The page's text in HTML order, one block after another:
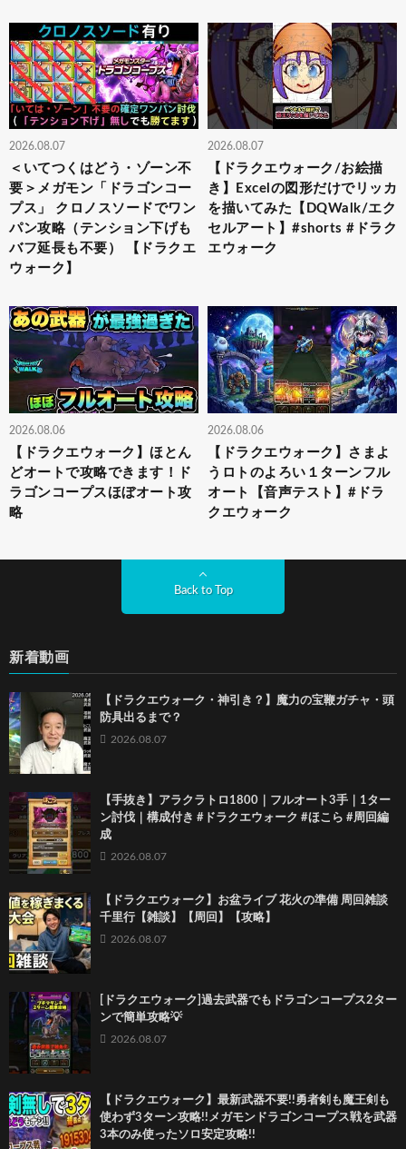
2026.08.07
＜いてつくはどう・ゾーン不
要＞メガモン「ドラゴンコー
プス」 クロノスソードでワン
パン攻略（テンション下げも
バフ延長も不要） 【ドラクエ
ウォーク】
2026.08.07
【ドラクエウォーク/お絵描
き】Excelの図形だけでリッカ
を描いてみた【DQWalk/エク
セルアート】#shorts #ドラク
エウォーク
2026.08.06
【ドラクエウォーク】ほとん
どオートで攻略できます！ド
ラゴンコープスほぼオート攻
略
2026.08.06
【ドラクエウォーク】さまよ
うロトのよろい１ターンフル
オート【音声テスト】#ドラ
クエウォーク
Back to Top
新着動画
【ドラクエウォーク・神引き？】魔力の宝鞭ガチャ・頭
防具出るまで？
2026.08.07
【手抜き】アラクラトロ1800｜フルオート3手｜1ター
ン討伐｜構成付き #ドラクエウォーク #ほこら #周回編
成
2026.08.07
【ドラクエウォーク】お盆ライブ 花火の準備 周回雑談
千里行【雑談】【周回】【攻略】
2026.08.07
[ドラクエウォーク]過去武器でもドラゴンコープス2ター
ンで簡単攻略💡
2026.08.07
【ドラクエウォーク】最新武器不要!!勇者剣も魔王剣も
使わず3ターン攻略!!メガモンドラゴンコープス戦を武器
3本のみ使ったソロ安定攻略!!